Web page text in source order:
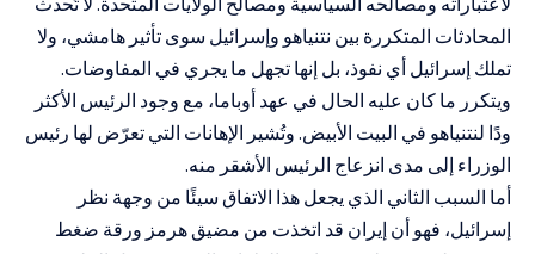
المحادثات المتكررة بين نتنياهو وإسرائيل سوى تأثير هامشي، ولا
تملك إسرائيل أي نفوذ، بل إنها تجهل ما يجري في المفاوضات.
ويتكرر ما كان عليه الحال في عهد أوباما، مع وجود الرئيس الأكثر
ودًا لنتنياهو في البيت الأبيض. وتُشير الإهانات التي تعرّض لها رئيس
الوزراء إلى مدى انزعاج الرئيس الأشقر منه.
أما السبب الثاني الذي يجعل هذا الاتفاق سيئًا من وجهة نظر
إسرائيل، فهو أن إيران قد اتخذت من مضيق هرمز ورقة ضغط